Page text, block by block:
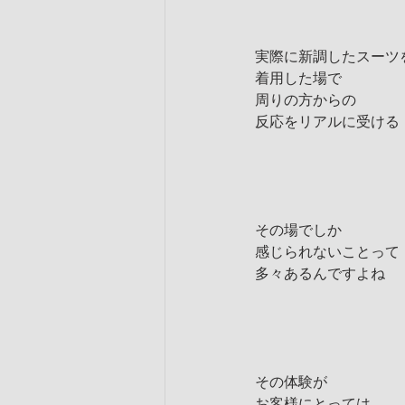
実際に新調したスーツ
着用した場で
周りの方からの
反応をリアルに受ける
その場でしか
感じられないことって
多々あるんですよね
その体験が